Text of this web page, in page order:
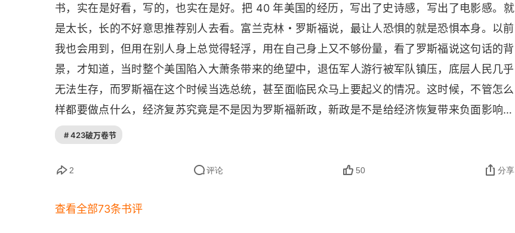
第三十二章 走投无路
第三十三章 多事之秋
第三十四章 沉默大多数的崛起
第三十五章 牢骚满腹的大人物们
第三十六章 美利坚“分裂”国
第三十七章 自尊丧尽
书，实在是好看，写的，也实在是好。把 40 年美国的经历，写出了史诗感，写出了电影感。就
是太长，长的不好意思推荐别人去看。富兰克林・罗斯福说，最让人恐惧的就是恐惧本身。以前
我也会用到，但用在别人身上总觉得轻浮，用在自己身上又不够份量，看了罗斯福说这句话的背
景，才知道，当时整个美国陷入大萧条带来的绝望中，退伍军人游行被军队镇压，底层人民几乎
无法生存，而罗斯福在这个时候当选总统，甚至面临民众马上要起义的情况。这时候，不管怎么
样都要做点什么，经济复苏究竟是不是因为罗斯福新政，新政是不是给经济恢复带来负面影响，
在当时的时间点，都不是主要问题。最大的敌人，不是经济，而是恐惧。基于那样的背景，这
和电冰箱，而苏联人造的是卫星。苏联第一颗人造卫星不断飞过美国头顶的时候，这个全世界最
不一样，但这样拆开 40 年仔细看，太多熟悉的事情，太多熟悉的感情，太多熟悉的发展过程。
# 423破万卷节
2 评论 50 分享
查看全部73条书评